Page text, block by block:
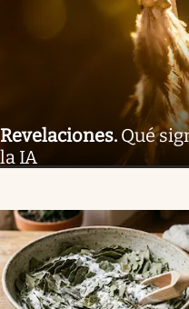
Revelaciones. Qué
la IA